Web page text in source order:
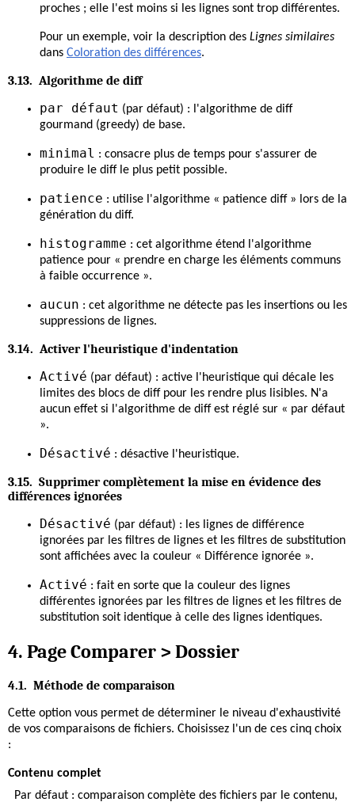
proches ; elle l'est moins si les lignes sont trop différentes.
Pour un exemple, voir la description des Lignes similaires
dans Coloration des différences.
3.13. Algorithme de diff
par défaut (par défaut) : l'algorithme de diff
gourmand (greedy) de base.
minimal : consacre plus de temps pour s'assurer de
produire le diff le plus petit possible.
patience : utilise l'algorithme « patience diff » lors de la
génération du diff.
histogramme : cet algorithme étend l'algorithme
patience pour « prendre en charge les éléments communs
à faible occurrence ».
aucun : cet algorithme ne détecte pas les insertions ou les
suppressions de lignes.
3.14. Activer l'heuristique d'indentation
Activé (par défaut) : active l'heuristique qui décale les
limites des blocs de diff pour les rendre plus lisibles. N'a
aucun effet si l'algorithme de diff est réglé sur « par défaut
».
Désactivé : désactive l'heuristique.
3.15. Supprimer complètement la mise en évidence des
différences ignorées
Désactivé (par défaut) : les lignes de différence
ignorées par les filtres de lignes et les filtres de substitution
sont affichées avec la couleur « Différence ignorée ».
Activé : fait en sorte que la couleur des lignes
différentes ignorées par les filtres de lignes et les filtres de
substitution soit identique à celle des lignes identiques.
4. Page Comparer > Dossier
4.1. Méthode de comparaison
Cette option vous permet de déterminer le niveau d'exhaustivité
de vos comparaisons de fichiers. Choisissez l'un de ces cinq choix
:
Contenu complet
Par défaut : comparaison complète des fichiers par le contenu,